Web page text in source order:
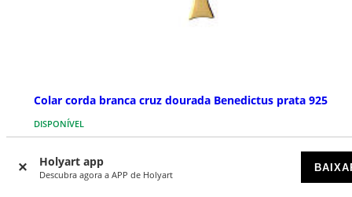
Holyart app
Descubra agora a APP de Holyart
Colar corda branca cruz dourada Benedictus prata 925
DISPONÍVEL
€ 37,00